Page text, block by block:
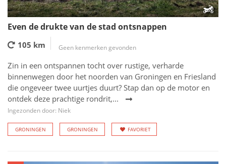
Even de drukte van de stad ontsnappen
105 km Geen kenmerken gevonden
Zin in een ontspannen tocht over rustige, verharde
binnenwegen door het noorden van Groningen en Friesland
die ongeveer twee uurtjes duurt? Stap dan op de motor en
ontdek deze prachtige rondrit,...
Ingezonden door: Niek
GRONINGEN GRONINGEN FAVORIET